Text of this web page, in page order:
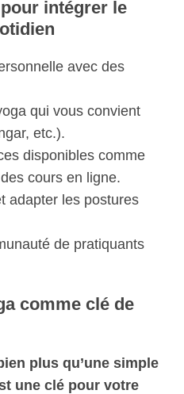
intégrer le
avec des
qui vous convient
etc.).
disponibles comme
cours en ligne.
adapter les postures
de pratiquants
comme clé de
plus qu’une simple
une clé pour votre